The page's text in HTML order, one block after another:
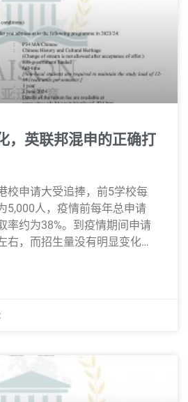
，英联邦混申的正确打
校申请大受追捧，前5学校每
5,000人，疫情前每年总申请
率约为38%。到疫情期间申请
右，而招生量没有明显变化，